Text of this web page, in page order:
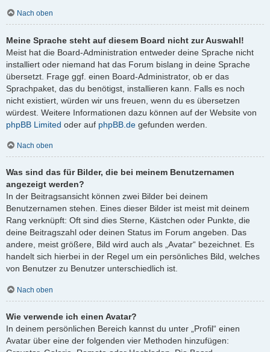
Nach oben
Meine Sprache steht auf diesem Board nicht zur Auswahl!
Meist hat die Board-Administration entweder deine Sprache nicht
installiert oder niemand hat das Forum bislang in deine Sprache
übersetzt. Frage ggf. einen Board-Administrator, ob er das
Sprachpaket, das du benötigst, installieren kann. Falls es noch
nicht existiert, würden wir uns freuen, wenn du es übersetzen
würdest. Weitere Informationen dazu können auf der Website von
phpBB Limited oder auf phpBB.de gefunden werden.
Nach oben
Was sind das für Bilder, die bei meinem Benutzernamen
angezeigt werden?
In der Beitragsansicht können zwei Bilder bei deinem
Benutzernamen stehen. Eines dieser Bilder ist meist mit deinem
Rang verknüpft: Oft sind dies Sterne, Kästchen oder Punkte, die
deine Beitragszahl oder deinen Status im Forum angeben. Das
andere, meist größere, Bild wird auch als „Avatar“ bezeichnet. Es
handelt sich hierbei in der Regel um ein persönliches Bild, welches
von Benutzer zu Benutzer unterschiedlich ist.
Nach oben
Wie verwende ich einen Avatar?
In deinem persönlichen Bereich kannst du unter „Profil“ einen
Avatar über eine der folgenden vier Methoden hinzufügen: